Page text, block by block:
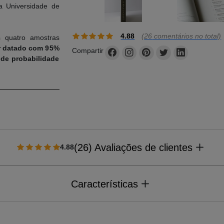
Universidade de
quatro amostras
com 95%
probabilidade
Roger Bacon, se
a falar de quase
foi obra do
nasceu
pelo que, no
anos antes de
4.88 (26 comentários no total)
Compartir
4.88(26) Avaliações de clientes
Características